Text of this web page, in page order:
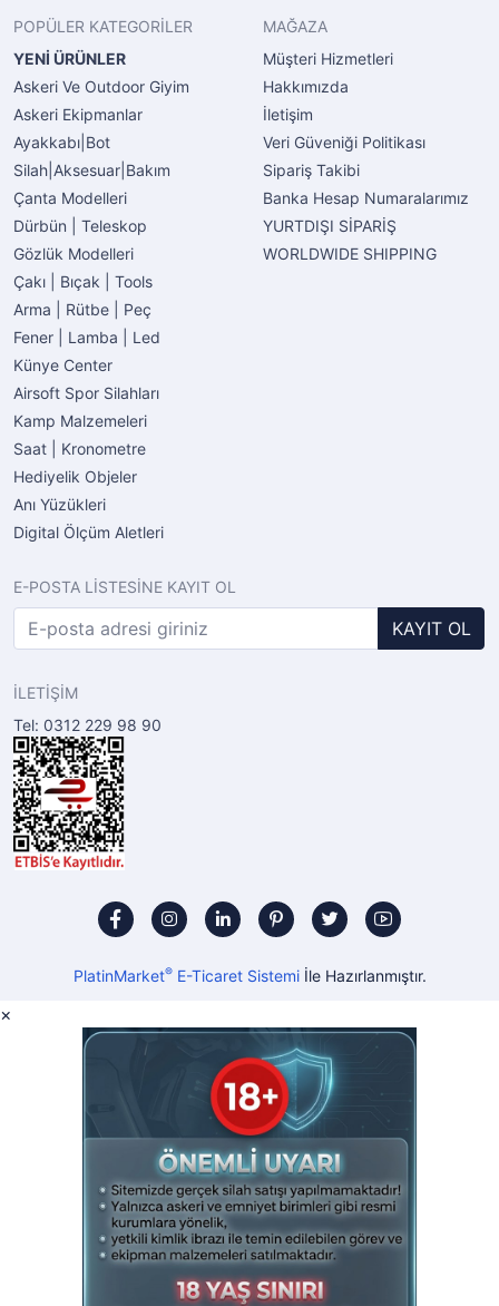
POPÜLER KATEGORİLER
YENİ ÜRÜNLER
Askeri Ve Outdoor Giyim
Askeri Ekipmanlar
Ayakkabı|Bot
Silah|Aksesuar|Bakım
Çanta Modelleri
Dürbün | Teleskop
Gözlük Modelleri
Çakı | Bıçak | Tools
Arma | Rütbe | Peç
Fener | Lamba | Led
Künye Center
Airsoft Spor Silahları
Kamp Malzemeleri
Saat | Kronometre
Hediyelik Objeler
Anı Yüzükleri
Digital Ölçüm Aletleri
MAĞAZA
Müşteri Hizmetleri
Hakkımızda
İletişim
Veri Güveniği Politikası
Sipariş Takibi
Banka Hesap Numaralarımız
YURTDIŞI SİPARİŞ
WORLDWIDE SHIPPING
E-POSTA LİSTESİNE KAYIT OL
KAYIT OL
İLETİŞİM
Tel: 0312 229 98 90
PlatinMarket®E-Ticaret Sistemiİle Hazırlanmıştır.
×